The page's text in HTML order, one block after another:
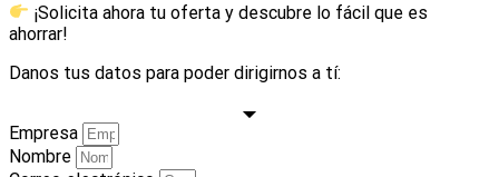
¡Solicita ahora tu oferta y descubre lo fácil que es
ahorrar!
Danos tus datos para poder dirigirnos a tí:
Empresa
Nombre